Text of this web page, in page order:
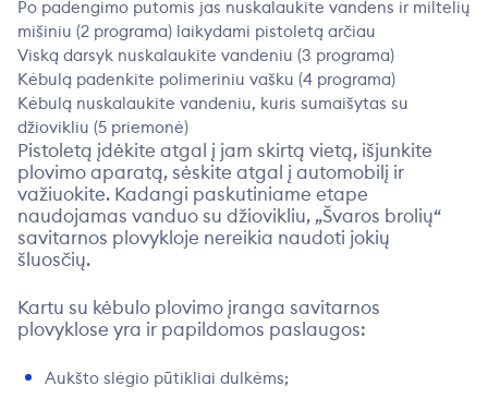
SAVITARNOS PLOVYKLOS
VALYMO PASLAUGOS
VERSLUI
KARJERA
APIE ĮMONĘ
Po padengimo putomis jas nuskalaukite vandens ir miltelių
mišiniu (2 programa) laikydami pistoletą arčiau
Viską darsyk nuskalaukite vandeniu (3 programa)
Kėbulą padenkite polimeriniu vašku (4 programa)
Kėbulą nuskalaukite vandeniu, kuris sumaišytas su
džiovikliu (5 priemonė)
Pistoletą įdėkite atgal į jam skirtą vietą, išjunkite
plovimo aparatą, sėskite atgal į automobilį ir
važiuokite. Kadangi paskutiniame etape
naudojamas vanduo su džiovikliu, „Švaros brolių“
savitarnos plovykloje nereikia naudoti jokių
šluosčių.
Kartu su kėbulo plovimo įranga savitarnos
plovyklose yra ir papildomos paslaugos:
Aukšto slėgio pūtikliai dulkėms;